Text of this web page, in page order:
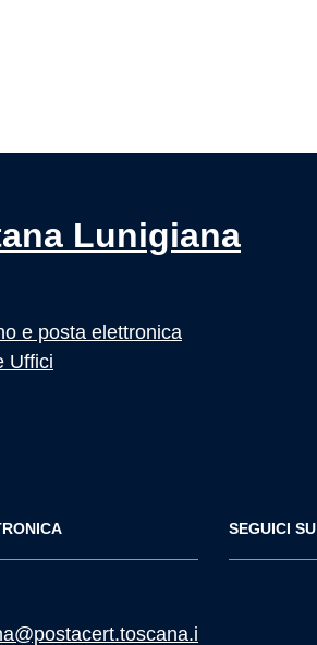
Lunigiana
e posta elettronica
Uffici
SEGUICI SU